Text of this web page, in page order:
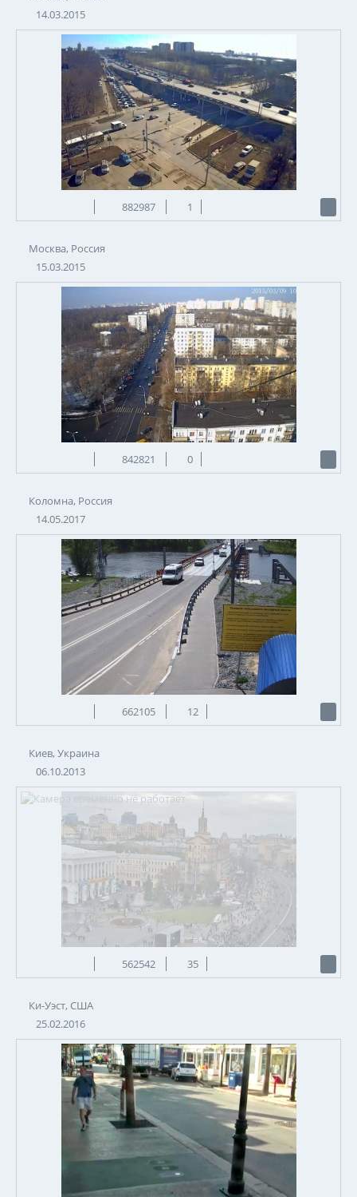
14.03.2015
882987 1
Москва, Россия
15.03.2015
842821 0
Коломна, Россия
14.05.2017
662105 12
Киев, Украина
06.10.2013
562542 35
Ки-Уэст, США
25.02.2016